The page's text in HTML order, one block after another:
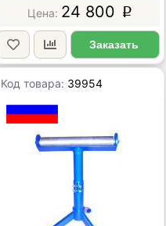
24 800 p
Заказать
Код товара: 39954